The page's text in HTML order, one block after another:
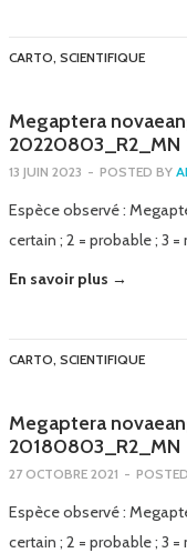
CARTO, SCIENTIFIQUE
Megaptera
20220803_R2_MN
13 JUIN 2023 - POSTED BY
Espèce observé :
certain ; 2 = probable ; 3
En savoir plus →
CARTO, SCIENTIFIQUE
Megaptera
20180803_R2_MN
27 OCTOBRE 2021 -
Espèce observé :
certain ; 2 = probable ; 3